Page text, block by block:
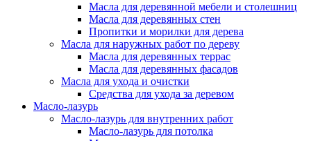
Масла для деревянной мебели и столешниц
Масла для деревянных стен
Пропитки и морилки для дерева
Масла для наружных работ по дереву
Масла для деревянных террас
Масла для деревянных фасадов
Масла для ухода и очистки
Средства для ухода за деревом
Масло-лазурь
Масло-лазурь для внутренних работ
Масло-лазурь для потолка